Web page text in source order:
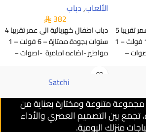
دباب اطفال كهربائية الى عمر تقريبا 5
سنوات بجودة ممتازة – 12 فولت – 1
–
الألعاب,دباب
382
دباب اطفال كهربائية الى عمر تقريبا 4
سنوات بجودة ممتازة – 6 فولت – 1
مواطير -اضاءه امامية -اصوات –
Satchi
مجموعة متنوعة ومختارة بعناية من
تجمع بين التصميم العصري والأداء
منزلك اليومية.